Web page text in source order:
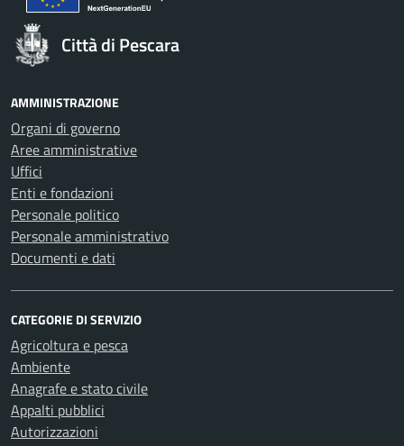
Città di Pescara
AMMINISTRAZIONE
Organi di governo
Aree amministrative
Uffici
Enti e fondazioni
Personale politico
Personale amministrativo
Documenti e dati
CATEGORIE DI SERVIZIO
Agricoltura e pesca
Ambiente
Anagrafe e stato civile
Appalti pubblici
Autorizzazioni